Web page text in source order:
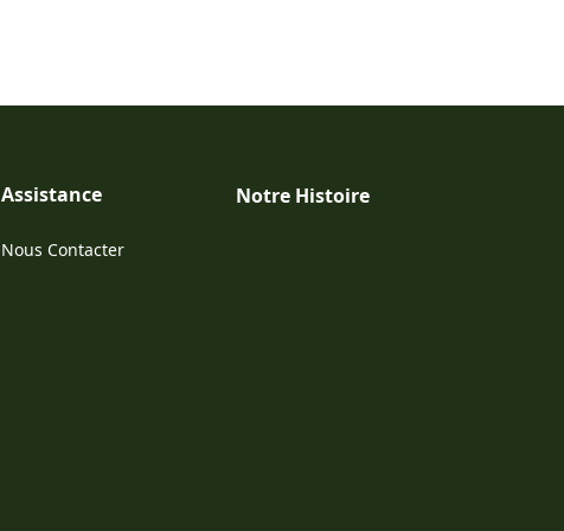
Assistance
Nous Contacter
(Opens in a new tab)
Notre Histoire